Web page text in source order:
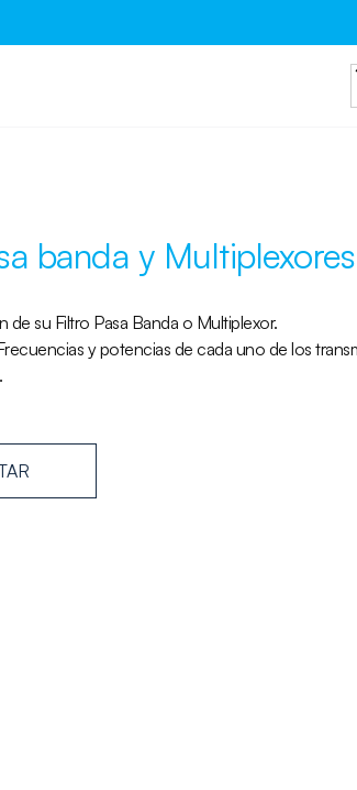
banda y Multiplexores
de su Filtro Pasa Banda o Multiplexor.
y potencias de cada uno de los